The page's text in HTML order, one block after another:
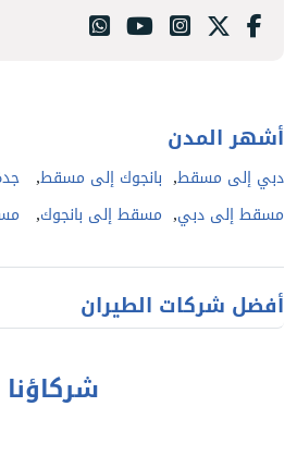
أشهر المدن
دبي إلى مسقط, بانجوك إلى مسقط,
مسقط إلى دبي, مسقط إلى بانجوك,
أفضل شركات الطيران
شركاؤنا